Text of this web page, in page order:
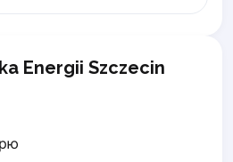
Energii Szczecin